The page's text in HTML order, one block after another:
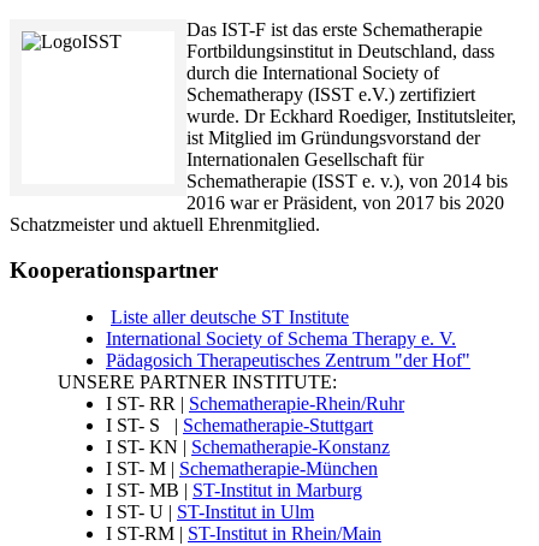
Das IST-F ist das erste Schematherapie
Fortbildungsinstitut in Deutschland, dass
durch die International Society of
Schematherapy (ISST e.V.) zertifiziert
wurde. Dr Eckhard Roediger, Institutsleiter,
ist Mitglied im Gründungsvorstand der
Internationalen Gesellschaft für
Schematherapie (ISST e. v.), von 2014 bis
2016 war er Präsident, von 2017 bis 2020
Schatzmeister und aktuell Ehrenmitglied.
Kooperationspartner
Liste aller deutsche ST Institute
International Society of Schema Therapy e. V.
Pädagosich Therapeutisches Zentrum "der Hof"
UNSERE PARTNER INSTITUTE:
I ST- RR | Schematherapie-Rhein/Ruhr
I ST- S | Schematherapie-Stuttgart
I ST- KN | Schematherapie-Konstanz
I ST- M | Schematherapie-München
I ST- MB | ST-Institut in Marburg
I ST- U | ST-Institut in Ulm
I ST-RM | ST-Institut in Rhein/Main